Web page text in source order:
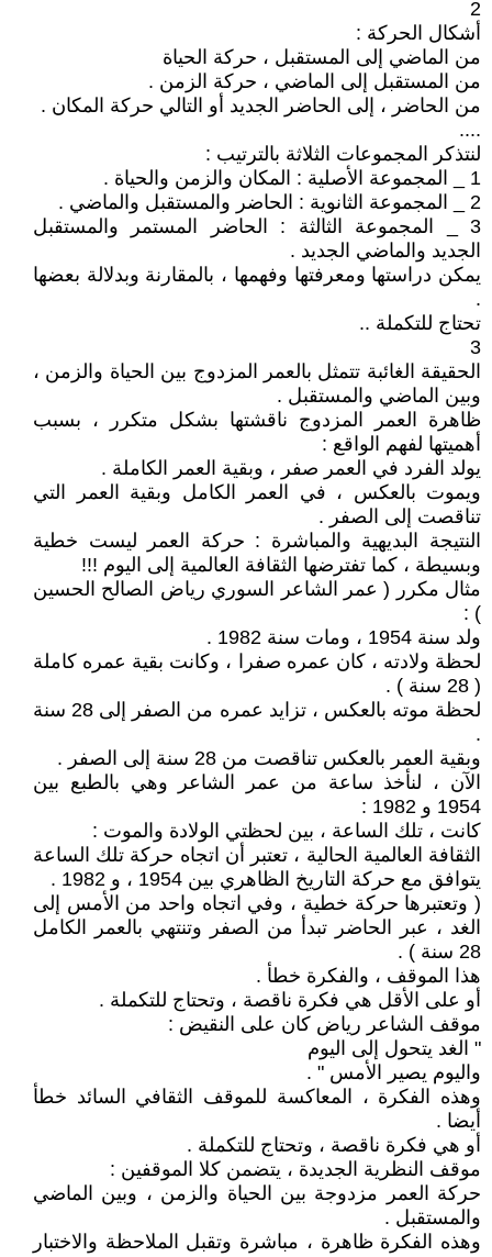
2
أشكال الحركة :
من الماضي إلى المستقبل ، حركة الحياة
من المستقبل إلى الماضي ، حركة الزمن .
من الحاضر ، إلى الحاضر الجديد أو التالي حركة المكان .
....
لنتذكر المجموعات الثلاثة بالترتيب :
1 _ المجموعة الأصلية : المكان والزمن والحياة .
2 _ المجموعة الثانوية : الحاضر والمستقبل والماضي .
3 _ المجموعة الثالثة : الحاضر المستمر والمستقبل
الجديد والماضي الجديد .
يمكن دراستها ومعرفتها وفهمها ، بالمقارنة وبدلالة بعضها
.
تحتاج للتكملة ..
3
الحقيقة الغائبة تتمثل بالعمر المزدوج بين الحياة والزمن ،
وبين الماضي والمستقبل .
ظاهرة العمر المزدوج ناقشتها بشكل متكرر ، بسبب
أهميتها لفهم الواقع :
يولد الفرد في العمر صفر ، وبقية العمر الكاملة .
ويموت بالعكس ، في العمر الكامل وبقية العمر التي
تناقصت إلى الصفر .
النتيجة البديهية والمباشرة : حركة العمر ليست خطية
وبسيطة ، كما تفترضها الثقافة العالمية إلى اليوم !!!
مثال مكرر ( عمر الشاعر السوري رياض الصالح الحسين
) :
ولد سنة 1954 ، ومات سنة 1982 .
لحظة ولادته ، كان عمره صفرا ، وكانت بقية عمره كاملة
( 28 سنة ) .
لحظة موته بالعكس ، تزايد عمره من الصفر إلى 28 سنة
.
وبقية العمر بالعكس تناقصت من 28 سنة إلى الصفر .
الآن ، لنأخذ ساعة من عمر الشاعر وهي بالطبع بين
1954 و 1982 :
كانت ، تلك الساعة ، بين لحظتي الولادة والموت :
الثقافة العالمية الحالية ، تعتبر أن اتجاه حركة تلك الساعة
يتوافق مع حركة التاريخ الظاهري بين 1954 ، و 1982 .
( وتعتبرها حركة خطية ، وفي اتجاه واحد من الأمس إلى
الغد ، عبر الحاضر تبدأ من الصفر وتنتهي بالعمر الكامل
28 سنة ) .
هذا الموقف ، والفكرة خطأ .
أو على الأقل هي فكرة ناقصة ، وتحتاج للتكملة .
موقف الشاعر رياض كان على النقيض :
" الغد يتحول إلى اليوم
واليوم يصير الأمس " .
وهذه الفكرة ، المعاكسة للموقف الثقافي السائد خطأ
أيضا .
أو هي فكرة ناقصة ، وتحتاج للتكملة .
موقف النظرية الجديدة ، يتضمن كلا الموقفين :
حركة العمر مزدوجة بين الحياة والزمن ، وبين الماضي
والمستقبل .
وهذه الفكرة ظاهرة ، مباشرة وتقبل الملاحظة والاختبار